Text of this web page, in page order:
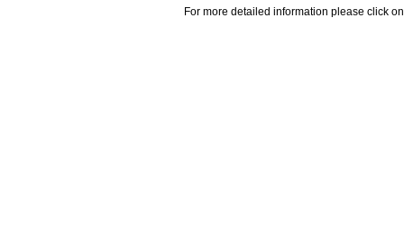
For more detailed information please click